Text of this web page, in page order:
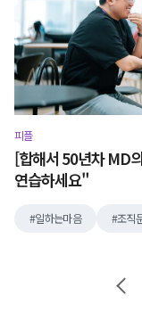
피플
[합해서 50년차 MD
연습하세요"
일하는마음 조직